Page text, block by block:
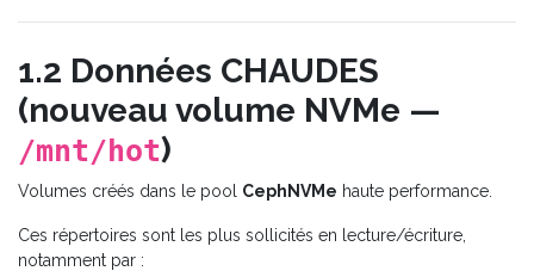
1.2 Données CHAUDES
(nouveau volume NVMe —
/mnt/hot)
Volumes créés dans le pool CephNVMe haute performance.
Ces répertoires sont les plus sollicités en lecture/écriture,
notamment par :